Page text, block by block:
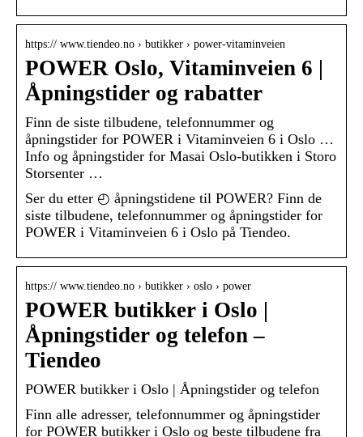
https:// www.tiendeo.no › butikker › power-vitaminveien
POWER Oslo, Vitaminveien 6 |
Åpningstider og rabatter
Finn de siste tilbudene, telefonnummer og
åpningstider for POWER i Vitaminveien 6 i Oslo …
Info og åpningstider for Masai Oslo-butikken i Storo
Storsenter …
Ser du etter ◴ åpningstidene til POWER? Finn de
siste tilbudene, telefonnummer og åpningstider for
POWER i Vitaminveien 6 i Oslo på Tiendeo.
https:// www.tiendeo.no › butikker › oslo › power
POWER butikker i Oslo |
Åpningstider og telefon –
Tiendeo
POWER butikker i Oslo | Åpningstider og telefon
Finn alle adresser, telefonnummer og åpningstider
for POWER butikker i Oslo og beste tilbudene fra